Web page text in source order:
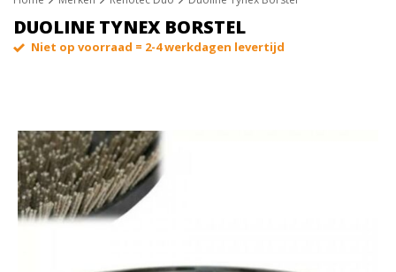
DUOLINE TYNEX BORSTEL
Niet op voorraad = 2-4 werkdagen levertijd